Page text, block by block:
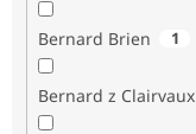
Bernard Brien 1
Bernard z Clairvaux